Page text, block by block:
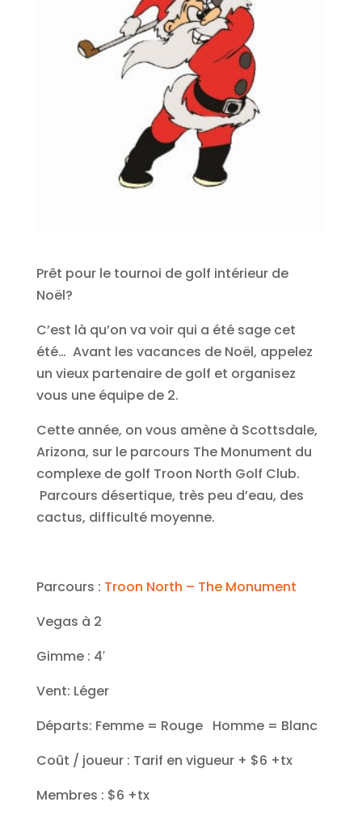
Prêt pour le tournoi de golf intérieur de
Noël?
C’est là qu’on va voir qui a été sage cet
été… Avant les vacances de Noël, appelez
un vieux partenaire de golf et organisez
vous une équipe de 2.
Cette année, on vous amène à Scottsdale,
Arizona, sur le parcours The Monument du
complexe de golf Troon North Golf Club.
Parcours désertique, très peu d’eau, des
cactus, difficulté moyenne.
Parcours : Troon North – The Monument
Vegas à 2
Gimme : 4′
Vent: Léger
Départs: Femme = Rouge Homme = Blanc
Coût / joueur : Tarif en vigueur + $6 +tx
Membres : $6 +tx